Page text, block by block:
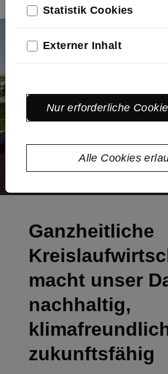
Ganzheitliche
macht unser
nachhaltig,
zukunftsfähig
Statistik Cookies
Externer Inhalt
Nur erforderliche
Alle Cookies